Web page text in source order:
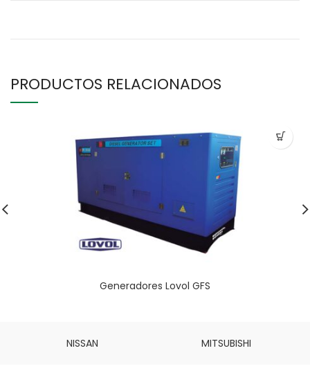
PRODUCTOS RELACIONADOS
Generadores Lovol GFS
NISSAN MITSUBISHI